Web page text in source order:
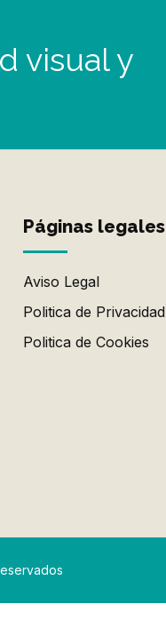
visual y
Páginas legales
Aviso Legal
Politica de Privacidad
Politica de Cookies